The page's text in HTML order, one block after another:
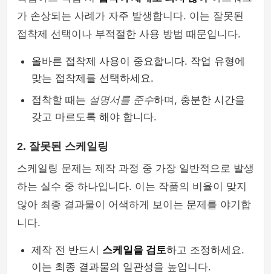
가 손상되는 사례가 자주 발생합니다. 이는 잘못된
접착제 선택이나 부적절한 사용 방법 때문입니다.
올바른 접착제 사용이 중요합니다. 작업 유형에
맞는 접착제를 선택하세요.
접착할 때는 설명서를 준수하며, 충분한 시간을
갖고 마르도록 해야 합니다.
2. 잘못된 스케일링
스케일링 문제는 제작 과정 중 가장 일반적으로 발생
하는 실수 중 하나입니다. 이는 작품의 비율이 맞지
않아 최종 결과물이 어색하게 보이는 문제를 야기합
니다.
제작 전 반드시 스케일을 검토하고 조정하세요.
이는 최종 결과물의 일관성을 높입니다.